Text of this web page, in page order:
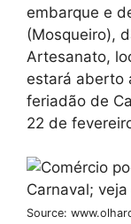
embarque e
(Mosqueiro),
Artesanato,
estará aberto
feriadão de
22 de
Source: